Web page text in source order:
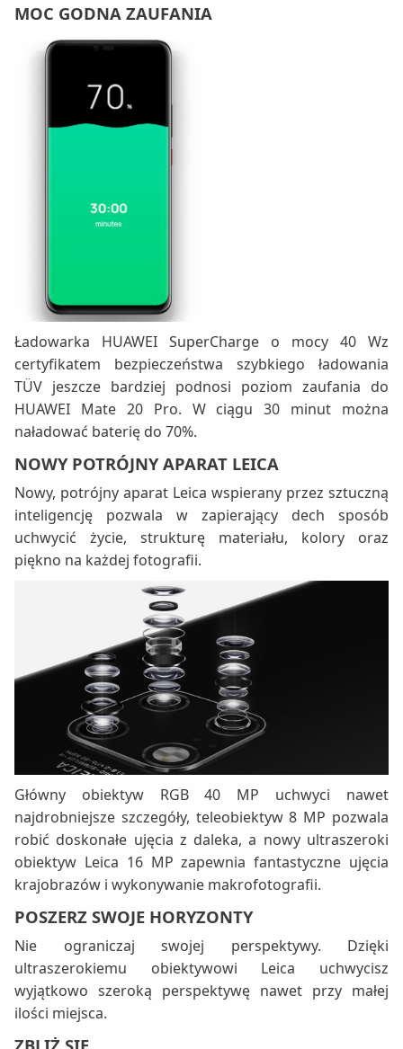
MOC GODNA ZAUFANIA
‎Ładowarka HUAWEI SuperCharge o mocy 40 Wz
certyfikatem bezpieczeństwa szybkiego ładowania
TÜV jeszcze bardziej podnosi poziom zaufania do
HUAWEI Mate 20 Pro. W ciągu 30 minut można
naładować baterię do 70%.
NOWY POTRÓJNY APARAT LEICA
Nowy, potrójny aparat Leica wspierany przez sztuczną
inteligencję pozwala w zapierający dech sposób
uchwycić życie, strukturę materiału, kolory oraz
piękno na każdej fotografii.
Główny obiektyw RGB 40 MP uchwyci nawet
najdrobniejsze szczegóły, teleobiektyw 8 MP pozwala
robić doskonałe ujęcia z daleka, a nowy ultraszeroki
obiektyw Leica 16 MP zapewnia fantastyczne ujęcia
krajobrazów i wykonywanie makrofotografii.
POSZERZ SWOJE HORYZONTY
Nie ograniczaj swojej perspektywy. Dzięki
ultraszerokiemu obiektywowi Leica uchwycisz
wyjątkowo szeroką perspektywę nawet przy małej
ilości miejsca.